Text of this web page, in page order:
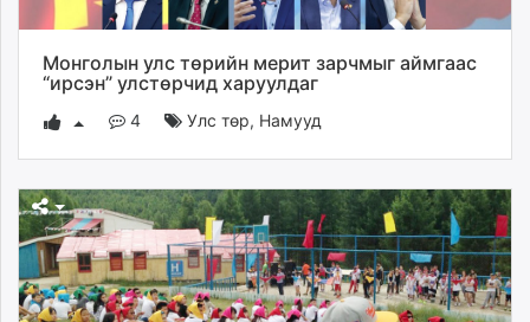
Монголын улс төрийн мерит зарчмыг аймгаас
“ирсэн” улстөрчид харуулдаг
4 Улс төр, Намууд